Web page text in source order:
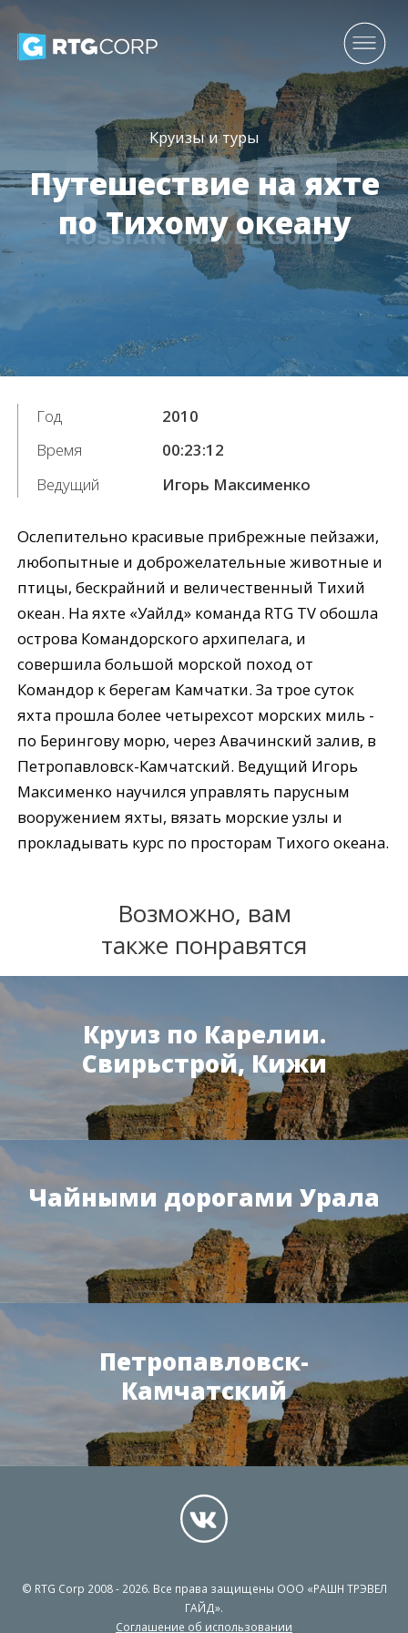
Круизы и туры
Путешествие на яхте
по Тихому океану
Год
2010
Время
00:23:12
Ведущий
Игорь Максименко
Ослепительно красивые прибрежные пейзажи,
любопытные и доброжелательные животные и
птицы, бескрайний и величественный Тихий
океан. На яхте «Уайлд» команда RTG TV обошла
острова Командорского архипелага, и
совершила большой морской поход от
Командор к берегам Камчатки. За трое суток
яхта прошла более четырехсот морских миль -
по Берингову морю, через Авачинский залив, в
Петропавловск-Камчатский. Ведущий Игорь
Максименко научился управлять парусным
вооружением яхты, вязать морские узлы и
прокладывать курс по просторам Тихого океана.
Возможно, вам
также понравятся
Круиз по Карелии.
Свирьстрой, Кижи
Чайными дорогами Урала
Петропавловск-
Камчатский
© RTG Corp 2008 - 2026. Все права защищены ООО «РАШН ТРЭВЕЛ
ГАЙД».
Соглашение об использовании